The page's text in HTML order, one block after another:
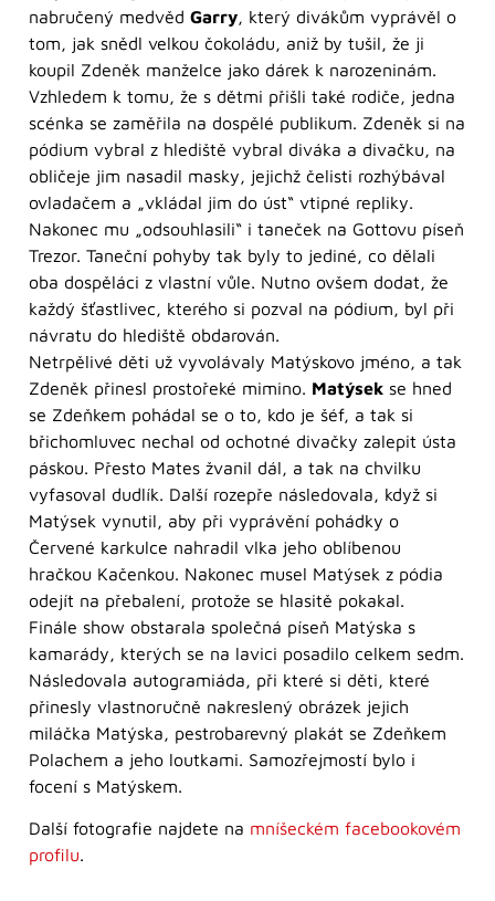
nabručený medvěd Garry, který divákům vyprávěl o
tom, jak snědl velkou čokoládu, aniž by tušil, že ji
koupil Zdeněk manželce jako dárek k narozeninám.
Vzhledem k tomu, že s dětmi přišli také rodiče, jedna
scénka se zaměřila na dospělé publikum. Zdeněk si na
pódium vybral z hlediště vybral diváka a divačku, na
obličeje jim nasadil masky, jejichž čelisti rozhýbával
ovladačem a „vkládal jim do úst“ vtipné repliky.
Nakonec mu „odsouhlasili“ i taneček na Gottovu píseň
Trezor. Taneční pohyby tak byly to jediné, co dělali
oba dospěláci z vlastní vůle. Nutno ovšem dodat, že
každý šťastlivec, kterého si pozval na pódium, byl při
návratu do hlediště obdarován.
Netrpělivé děti už vyvolávaly Matýskovo jméno, a tak
Zdeněk přinesl prostořeké mimino. Matýsek se hned
se Zdeňkem pohádal se o to, kdo je šéf, a tak si
břichomluvec nechal od ochotné divačky zalepit ústa
páskou. Přesto Mates žvanil dál, a tak na chvilku
vyfasoval dudlík. Další rozepře následovala, když si
Matýsek vynutil, aby při vyprávění pohádky o
Červené karkulce nahradil vlka jeho oblíbenou
hračkou Kačenkou. Nakonec musel Matýsek z pódia
odejít na přebalení, protože se hlasitě pokakal.
Finále show obstarala společná píseň Matýska s
kamarády, kterých se na lavici posadilo celkem sedm.
Následovala autogramiáda, při které si děti, které
přinesly vlastnoručně nakreslený obrázek jejich
miláčka Matýska, pestrobarevný plakát se Zdeňkem
Polachem a jeho loutkami. Samozřejmostí bylo i
focení s Matýskem.
Další fotografie najdete na mníšeckém facebookovém
profilu.